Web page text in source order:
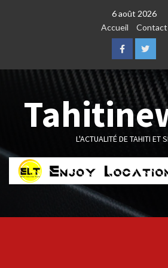
6 août 2026
Accueil
Contact
FacebookTwitter
L'ACTUALITÉ DE TAHITI ET